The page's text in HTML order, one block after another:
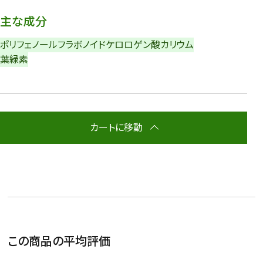
主な成分
ポリフェノールフラボノイドケロロゲン酸カリウム
葉緑素
カートに移動
この商品の平均評価